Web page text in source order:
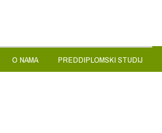
O NAMA PREDDIPLOMSKI STUDIJ